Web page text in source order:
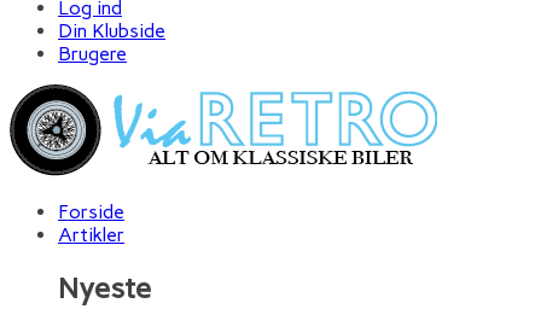
Log ind
Din Klubside
Brugere
Forside
Artikler
Nyeste